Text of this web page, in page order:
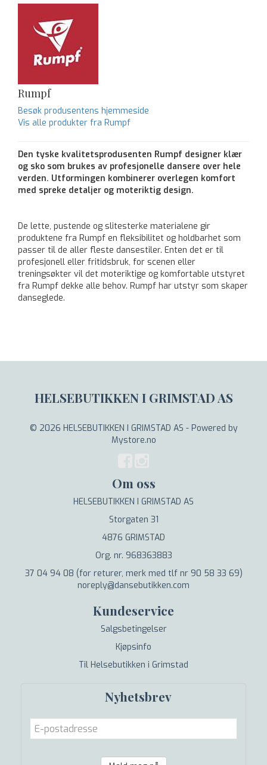
Rumpf
Besøk produsentens hjemmeside
Vis alle produkter fra Rumpf
Den tyske kvalitetsprodusenten Rumpf designer klær
og sko som brukes av profesjonelle dansere over hele
verden. Utformingen kombinerer overlegen komfort
med spreke detaljer og moteriktig design.
De lette, pustende og slitesterke materialene gir
produktene fra Rumpf en fleksibilitet og holdbarhet som
passer til de aller fleste dansestiler. Enten det er til
profesjonell eller fritidsbruk, for scenen eller
treningsøkter vil det moteriktige og komfortable utstyret
fra Rumpf dekke alle behov. Rumpf har utstyr som skaper
danseglede.
HELSEBUTIKKEN I GRIMSTAD AS
© 2026 HELSEBUTIKKEN I GRIMSTAD AS - Powered by
Mystore.no
Om oss
HELSEBUTIKKEN I GRIMSTAD AS
Storgaten 31
4876 GRIMSTAD
Org. nr. 968363883
37 04 94 08 (for returer, merk med tlf nr 90 58 33 69)
noreply@dansebutikken.com
Kundeservice
Salgsbetingelser
Kjøpsinfo
Til Helsebutikken i Grimstad
Nyhetsbrev